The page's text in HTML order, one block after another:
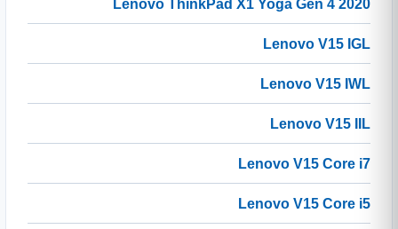
Lenovo V15 IGL
Lenovo V15 IWL
Lenovo V15 IIL
Lenovo V15 Core i7
Lenovo V15 Core i5